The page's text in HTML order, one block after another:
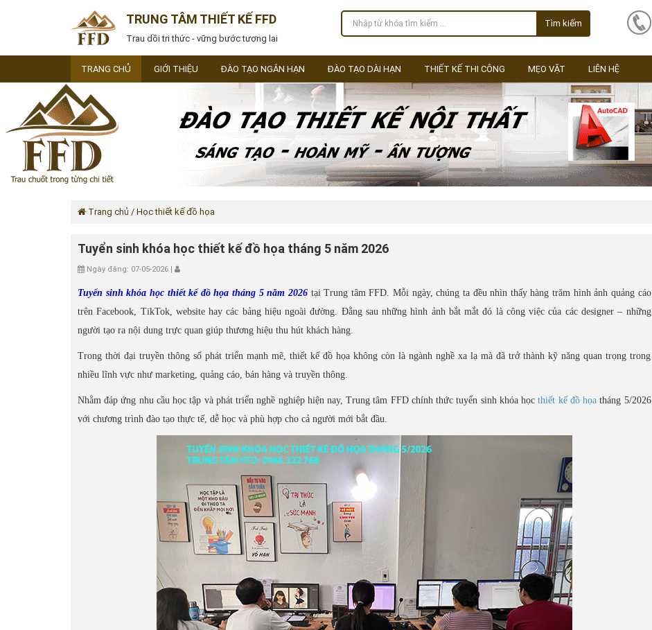
TRUNG TÂM THIẾT KẾ FFD
Trau dồi tri thức - vững bước tương lai
Tìm kiếm
TRANG CHỦ GIỚI THIỆU ĐÀO TẠO NGẮN HẠN ĐÀO TẠO DÀI HẠN THIẾT KẾ THI CÔNG MẸO VẶT LIÊN HỆ
Trang chủ / Học thiết kế đồ họa
Tuyển sinh khóa học thiết kế đồ họa tháng 5 năm 2026
Ngày đăng: 07-05-2026 |
Tuyển sinh khóa học thiết kế đồ họa tháng 5 năm 2026tại Trung tâm FFD. Mỗi ngày, chúng ta đều nhìn thấy hàng trăm hình ảnh quảng cáo
trên Facebook, TikTok, website hay các bảng hiệu ngoài đường. Đằng sau những hình ảnh bắt mắt đó là công việc của các designer – những
người tạo ra nội dung trực quan giúp thương hiệu thu hút khách hàng.
Trong thời đại truyền thông số phát triển mạnh mẽ, thiết kế đồ họa không còn là ngành nghề xa lạ mà đã trở thành kỹ năng quan trọng trong
nhiều lĩnh vực như marketing, quảng cáo, bán hàng và truyền thông.
Nhằm đáp ứng nhu cầu học tập và phát triển nghề nghiệp hiện nay, Trung tâm FFD chính thức tuyển sinh khóa họcthiết kế đồ họa tháng 5/2026
với chương trình đào tạo thực tế, dễ học và phù hợp cho cả người mới bắt đầu.